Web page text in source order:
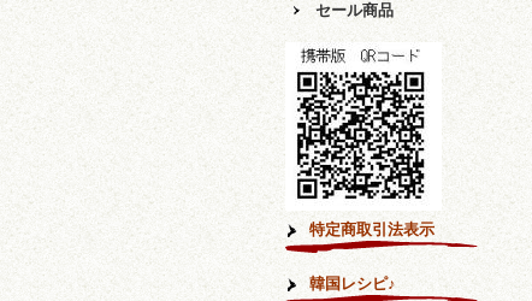
セール商品
特定商取引法表示
韓国レシピ♪